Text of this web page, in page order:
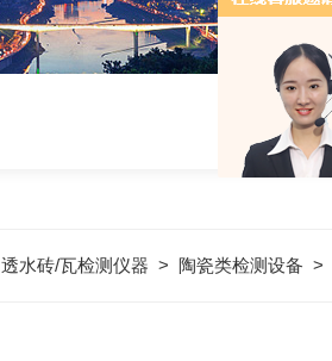
透水砖/瓦检测仪器 > 陶瓷类检测设备 >